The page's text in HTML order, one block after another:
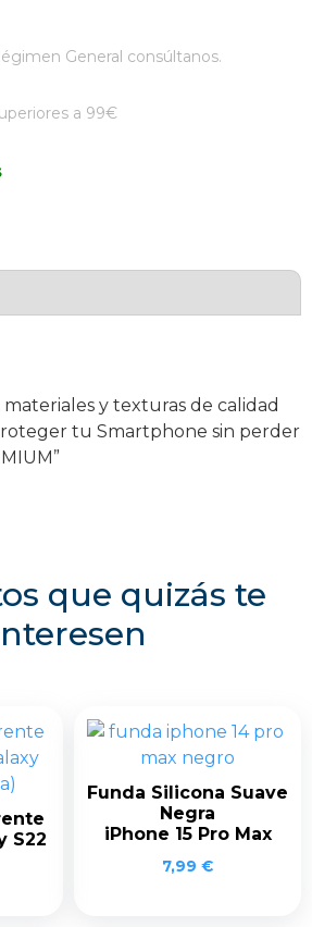
General consúltanos.
a 99€
y texturas de calidad
tu Smartphone sin perder
que quizás te
S22
Funda Silicona Suave
Negra
iPhone 15 Pro Max
7,99 €